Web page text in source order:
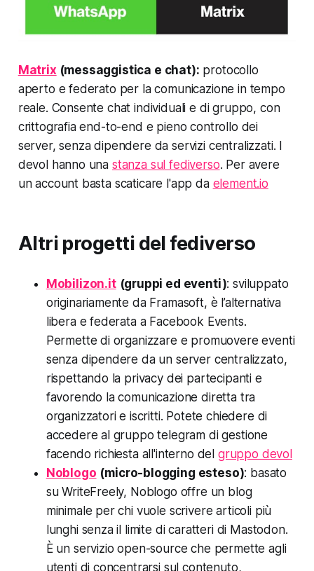
Matrix (messaggistica e chat): protocollo
aperto e federato per la comunicazione in tempo
reale. Consente chat individuali e di gruppo, con
crittografia end-to-end e pieno controllo dei
server, senza dipendere da servizi centralizzati. I
devol hanno una stanza sul fediverso. Per avere
un account basta scaticare l'app da element.io
Altri progetti del fediverso
Mobilizon.it (gruppi ed eventi): sviluppato
originariamente da Framasoft, è l’alternativa
libera e federata a Facebook Events.
Permette di organizzare e promuovere eventi
senza dipendere da un server centralizzato,
rispettando la privacy dei partecipanti e
favorendo la comunicazione diretta tra
organizzatori e iscritti. Potete chiedere di
accedere al gruppo telegram di gestione
facendo richiesta all'interno del gruppo devol
Noblogo (micro-blogging esteso): basato
su WriteFreely, Noblogo offre un blog
minimale per chi vuole scrivere articoli più
lunghi senza il limite di caratteri di Mastodon.
È un servizio open-source che permette agli
utenti di concentrarsi sul contenuto,